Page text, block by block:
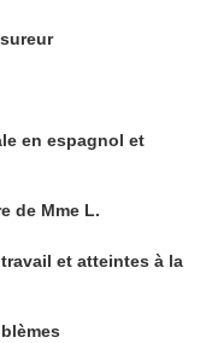
en espagnol et
de Mme L.
et atteintes à la